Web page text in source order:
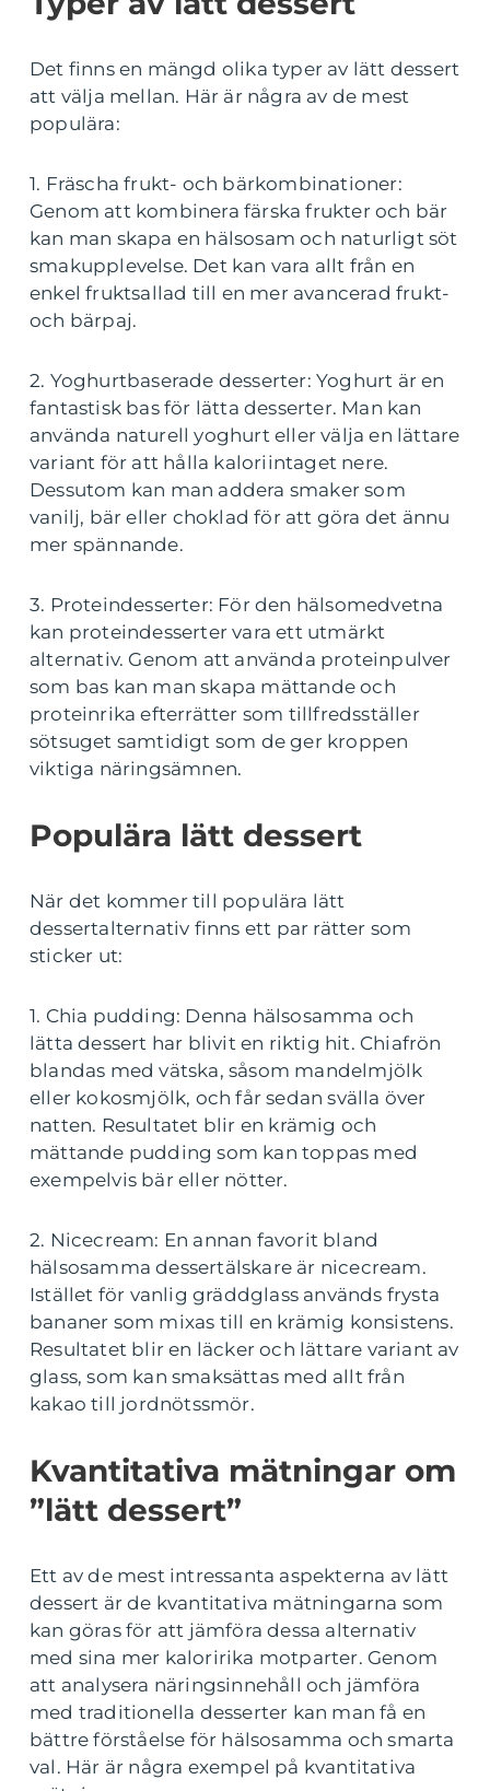
Det finns en mängd olika typer av lätt dessert
att välja mellan. Här är några av de mest
populära:
1. Fräscha frukt- och bärkombinationer:
Genom att kombinera färska frukter och bär
kan man skapa en hälsosam och naturligt söt
smakupplevelse. Det kan vara allt från en
enkel fruktsallad till en mer avancerad frukt-
och bärpaj.
2. Yoghurtbaserade desserter: Yoghurt är en
fantastisk bas för lätta desserter. Man kan
använda naturell yoghurt eller välja en lättare
variant för att hålla kaloriintaget nere.
Dessutom kan man addera smaker som
vanilj, bär eller choklad för att göra det ännu
mer spännande.
3. Proteindesserter: För den hälsomedvetna
kan proteindesserter vara ett utmärkt
alternativ. Genom att använda proteinpulver
som bas kan man skapa mättande och
proteinrika efterrätter som tillfredsställer
sötsuget samtidigt som de ger kroppen
viktiga näringsämnen.
Populära lätt dessert
När det kommer till populära lätt
dessertalternativ finns ett par rätter som
sticker ut:
1. Chia pudding: Denna hälsosamma och
lätta dessert har blivit en riktig hit. Chiafrön
blandas med vätska, såsom mandelmjölk
eller kokosmjölk, och får sedan svälla över
natten. Resultatet blir en krämig och
mättande pudding som kan toppas med
exempelvis bär eller nötter.
2. Nicecream: En annan favorit bland
hälsosamma dessertälskare är nicecream.
Istället för vanlig gräddglass används frysta
bananer som mixas till en krämig konsistens.
Resultatet blir en läcker och lättare variant av
glass, som kan smaksättas med allt från
kakao till jordnötssmör.
Kvantitativa mätningar om
”lätt dessert”
Ett av de mest intressanta aspekterna av lätt
dessert är de kvantitativa mätningarna som
kan göras för att jämföra dessa alternativ
med sina mer kaloririka motparter. Genom
att analysera näringsinnehåll och jämföra
med traditionella desserter kan man få en
bättre förståelse för hälsosamma och smarta
val. Här är några exempel på kvantitativa